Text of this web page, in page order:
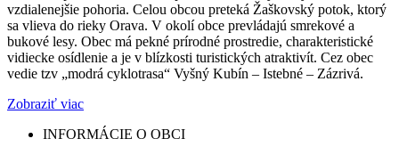
vzdialenejšie pohoria. Celou obcou preteká Žaškovský potok, ktorý
sa vlieva do rieky Orava. V okolí obce prevládajú smrekové a
bukové lesy. Obec má pekné prírodné prostredie, charakteristické
vidiecke osídlenie a je v blízkosti turistických atraktivít. Cez obec
vedie tzv „modrá cyklotrasa“ Vyšný Kubín – Istebné – Zázrivá.
Zobraziť viac
INFORMÁCIE O OBCI